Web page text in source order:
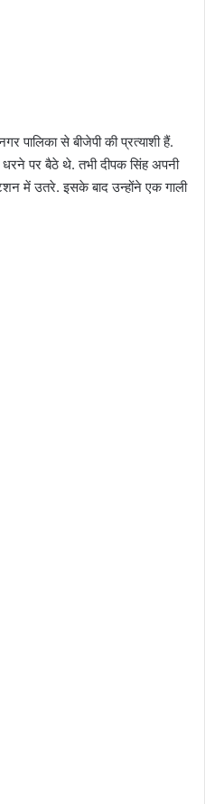
पालिका से बीजेपी की प्रत्याशी हैं.
पर बैठे थे. तभी दीपक सिंह अपनी
में उतरे. इसके बाद उन्होंने एक गाली